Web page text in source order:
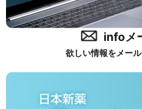
infoメ
欲しい情報をメー